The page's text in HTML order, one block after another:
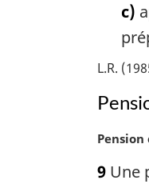
c)
L.R.
N
t
9 Une